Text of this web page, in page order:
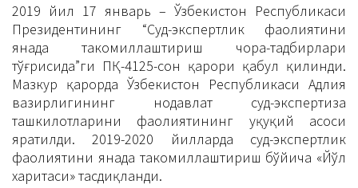
2019 йил 17 январь – Ўзбекистон Республикаси
Президентининг “Суд-экспертлик фаолиятини
янада такомиллаштириш чора-тадбирлари
тўғрисида”ги ПҚ-4125-сон қарори қабул қилинди.
Мазкур қарорда Ўзбекистон Республикаси Адлия
вазирлигининг нодавлат суд-экспертиза
ташкилотларини фаолиятининг ҳуқуқий асоси
яратилди. 2019-2020 йилларда суд-экспертлик
фаолиятини янада такомиллаштириш бўйича «Йўл
харитаси» тасдиқланди.